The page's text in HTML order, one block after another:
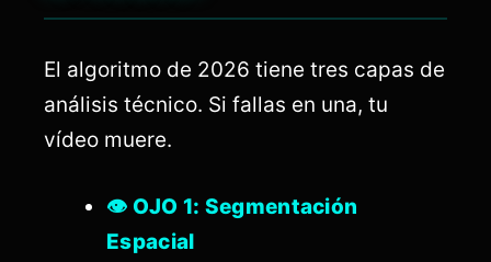
El algoritmo de 2026 tiene tres capas de
análisis técnico. Si fallas en una, tu
vídeo muere.
👁️ OJO 1: Segmentación
Espacial